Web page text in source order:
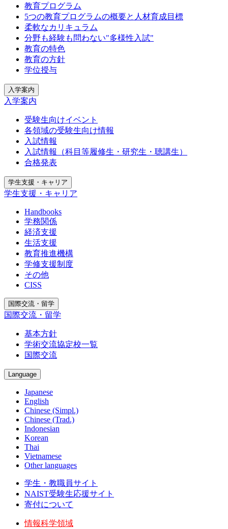
教育プログラム
5つの教育プログラムの概要と人材育成目標
柔軟なカリキュラム
分野も経験も問わない"多様性入試"
教育の特色
教育の方針
学位授与
入学案内
入学案内
受験生向けイベント
各領域の受験生向け情報
入試情報
入試情報（科目等履修生・研究生・聴講生）
合格発表
学生支援・キャリア
学生支援・キャリア
Handbooks
学務関係
経済支援
生活支援
教育推進機構
学修支援制度
その他
CISS
国際交流・留学
国際交流・留学
基本方針
学術交流協定校一覧
国際交流
Language
Japanese
English
Chinese (Simpl.)
Chinese (Trad.)
Indonesian
Korean
Thai
Vietnamese
Other languages
学生・教職員サイト
NAIST受験生応援サイト
寄付について
情報科学領域